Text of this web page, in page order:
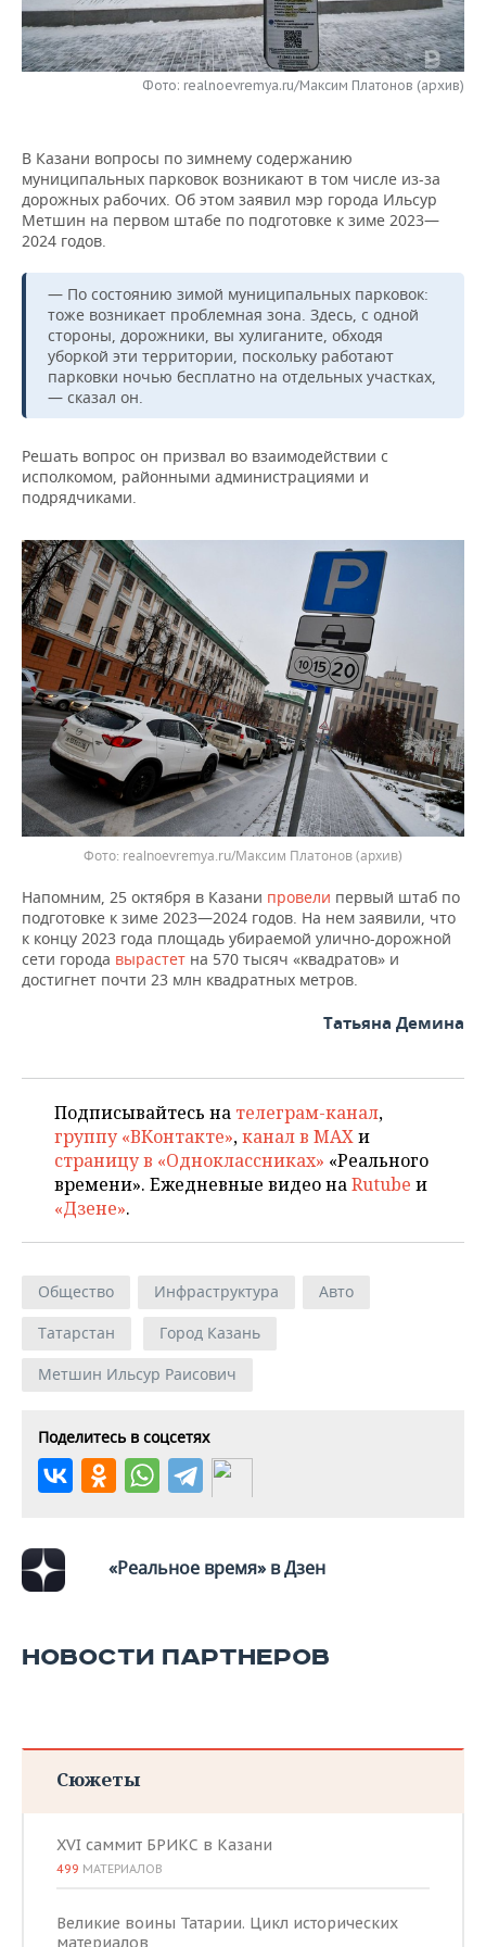
НЕФТЕХИМИЯ
НЕФТЬ
ЭНЕРГЕТИКА
РОЗНИЧНАЯ ТОРГОВЛЯ
НОВОСТИ ТЕХНОЛОГИЙ
ТЕЛЕКОММУНИКАЦИИ
МЕРОПРИЯТИЯ
НОВОСТИ МЕРОПРИЯТИЙ
БИЗНЕС-БРАНЧИ
ONLINE-КОНФЕРЕНЦИИ
ОТКРЫТАЯ ЛЕКЦИЯ
ФУТБОЛ
ХОККЕЙ
БАСКЕТБОЛ
ВОЛЕЙБОЛ
КИБЕРСПОРТ
ВОДНЫЕ ВИДЫ СПОРТА
ХОККЕЙ С МЯЧОМ
НОВОСТИ ОБЩЕСТВА
ВЛАСТЬ
ИНФРАСТРУКТУРА
ИСТОРИЯ
КУЛЬТУРА
ОБРАЗОВАНИЕ
ПРОИСШЕСТВИЯ
ФОТОГАЛЕРЕЯ
СЮЖЕТЫ
СПРАВОЧНИК
СПИСОК ПЕРСОН
СПИСОК КОМПАНИЙ
ПОЛНАЯ ВЕРСИЯ
Фото: realnoevremya.ru/Максим Платонов (архив)
В Казани вопросы по зимнему содержанию
муниципальных парковок возникают в том числе из-за
дорожных рабочих. Об этом заявил мэр города Ильсур
Метшин на первом штабе по подготовке к зиме 2023—
2024 годов.
— По состоянию зимой муниципальных парковок:
тоже возникает проблемная зона. Здесь, с одной
стороны, дорожники, вы хулиганите, обходя
уборкой эти территории, поскольку работают
парковки ночью бесплатно на отдельных участках,
— сказал он.
Решать вопрос он призвал во взаимодействии с
исполкомом, районными администрациями и
подрядчиками.
realnoevremya.ru/Максим Платонов (архив)
Напомним, 25 октября в Казани провели первый штаб по
подготовке к зиме 2023—2024 годов. На нем заявили, что
к концу 2023 года площадь убираемой улично-дорожной
сети города вырастет на 570 тысяч «квадратов» и
достигнет почти 23 млн квадратных метров.
Татьяна Демина
Подписывайтесь на телеграм-канал,
группу «ВКонтакте»,канал в MAXи
страницу в «Одноклассниках» «Реального
времени». Ежедневные видео наRutube и
«Дзене».
Общество Инфраструктура
Авто
Татарстан
Город Казань
Метшин Ильсур Раисович
Поделитесь в соцсетях
«Реальное время» в Дзен
НОВОСТИ ПАРТНЕРОВ
Сюжеты
XVI саммит БРИКС в Казани
499 МАТЕРИАЛОВ
Великие воины Татарии. Цикл исторических
материалов